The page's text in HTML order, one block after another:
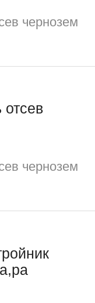
чернозем
чернозем